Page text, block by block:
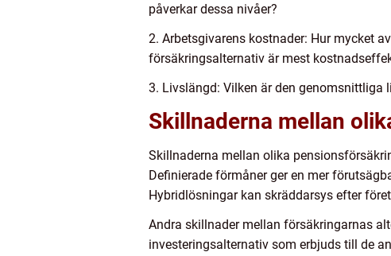
påverkar dessa nivåer?
2. Arbetsgivarens kostnader: Hur mycket
försäkringsalternativ är mest
3. Livslängd: Vilken är den genomsnittliga
Skillnaderna mellan
Skillnaderna mellan olika
Definierade förmåner ger en mer
Hybridlösningar kan skräddarsys efter
Andra skillnader mellan försäkringarnas
investeringsalternativ som erbjuds till de